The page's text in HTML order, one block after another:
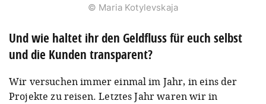
© Maria Kotylevskaja
Und wie haltet ihr den Geldfluss für euch selbst
und die Kunden transparent?
Wir versuchen immer einmal im Jahr, in eins der
Projekte zu reisen. Letztes Jahr waren wir in